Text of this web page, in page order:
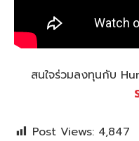
สนใจร่วมลงทุนกับ
Post Views: 4,847